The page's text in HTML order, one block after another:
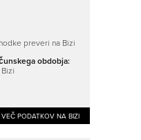
preveri na Bizi
obdobja:
VEČ PODATKOV NA BIZI